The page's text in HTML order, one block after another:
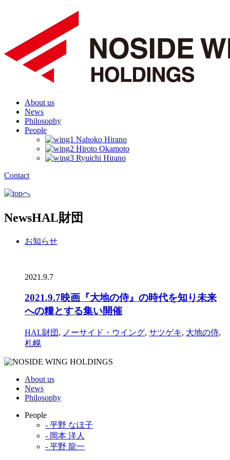
About us
News
Philosophy
People
Contact
NewsHAL財団
お知らせ
2021.9.7
2021.9.7映画『大地の侍』の時代を知り未来
への糧とする集い開催
HAL財団 , ノーサイド・ウイング, サツゲキ, 大地の侍,
札幌
About us
News
Philosophy
People
- 平野 なほ子
- 岡本 洋人
- 平野 龍一